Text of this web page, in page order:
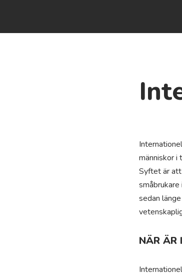
människor i
Syftet är att
sedan
NÄR ÄR